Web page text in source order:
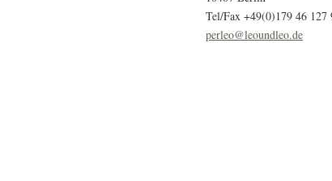
Tel/Fax +49(0)179 46 127
perleo@leoundleo.de